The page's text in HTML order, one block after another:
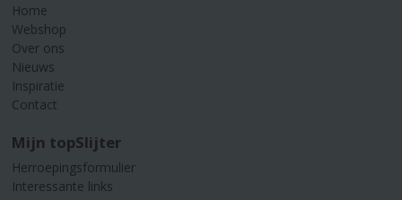
Home
Webshop
Over ons
Nieuws
Inspiratie
Contact
Mijn topSlijter
Herroepingsformulier
Interessante links